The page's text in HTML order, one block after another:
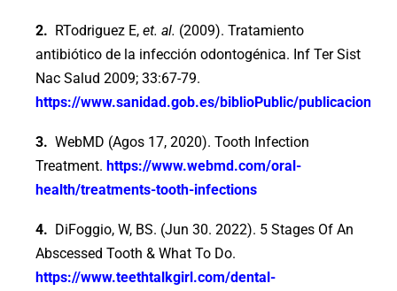
2. RTodriguez E, et. al. (2009). Tratamiento
antibiótico de la infección odontogénica. Inf Ter Sist
Nac Salud 2009; 33:67-79.
https://www.sanidad.gob.es/biblioPublic/
3. WebMD (Agos 17, 2020). Tooth Infection
Treatment. https://www.webmd.com/oral-
health/treatments-tooth-infections
4. DiFoggio, W, BS. (Jun 30. 2022). 5 Stages Of An
Abscessed Tooth & What To Do.
https://www.teethtalkgirl.com/dental-